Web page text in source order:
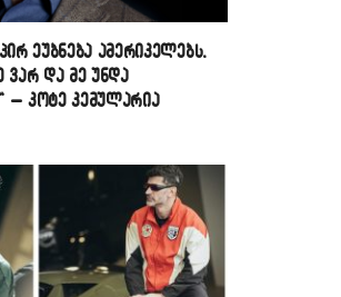
ეუბნება ამერიკელებს,
ვარ და მე უნდა
– კოტე კემულარია